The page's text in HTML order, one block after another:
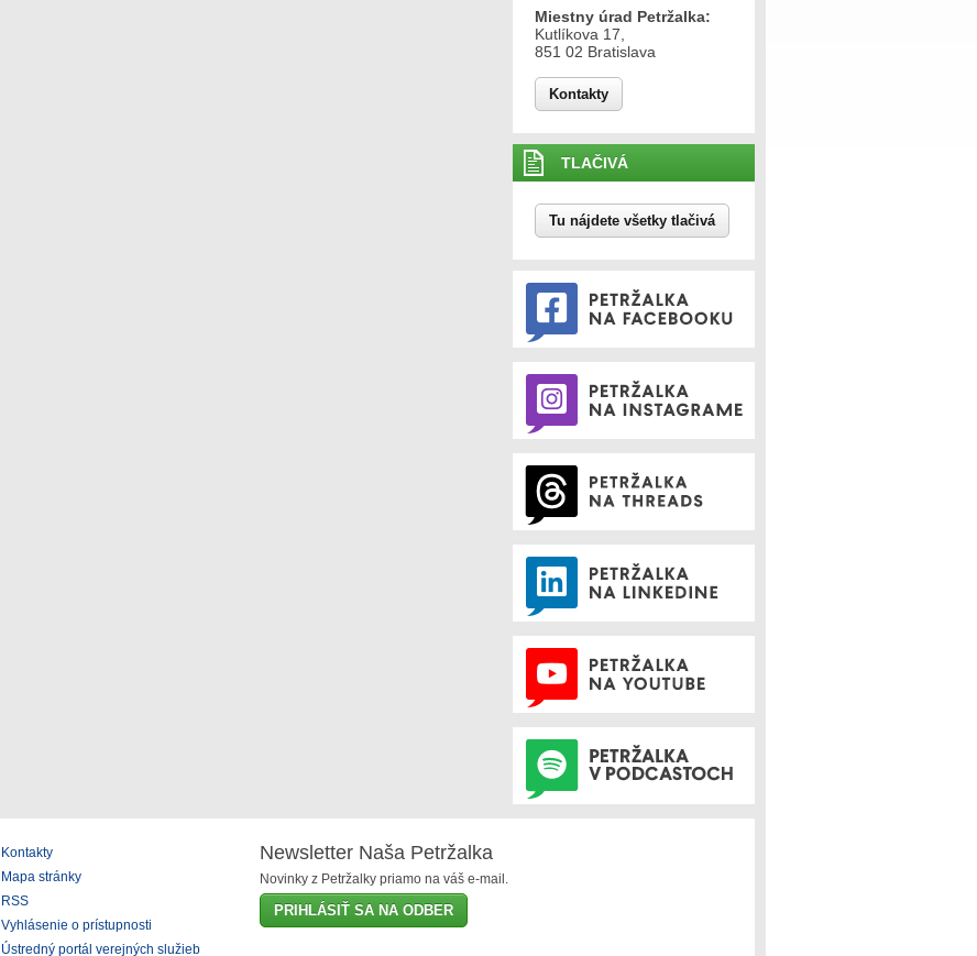
Miestny úrad Petržalka:
Kutlíkova 17,
851 02 Bratislava
Kontakty
TLAČIVÁ
Tu nájdete všetky tlačivá
Kontakty
Mapa stránky
RSS
Vyhlásenie o prístupnosti
Ústredný portál verejných služieb
Newsletter Naša Petržalka
Novinky z Petržalky priamo na váš e-mail.
PRIHLÁSIŤ SA NA ODBER